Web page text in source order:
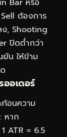
Bar หรือ
ต้องการ
, Shooting
ปิดต่ำกว่า
น ให้ข้าม
ออเดอร์
อนความ
หาก
ATR = 6.5